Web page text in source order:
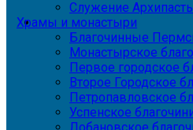
Служение
Храмы и монастыри
Благочинные
Монастырское
Первое городское
Второе Городское
Петропавловское
Успенское